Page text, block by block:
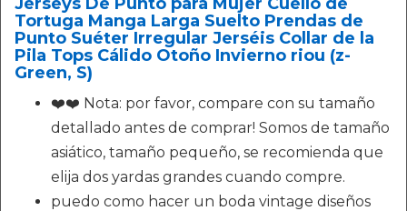
Tortuga Manga Larga Suelto Prendas de
Punto Suéter Irregular Jerséis Collar de la
Pila Tops Cálido Otoño Invierno riou (z-
Green, S)
❤️❤️ Nota: por favor, compare con su tamaño
detallado antes de comprar! Somos de tamaño
asiático, tamaño pequeño, se recomienda que
elija dos yardas grandes cuando compre.
puedo como hacer un boda vintage diseños